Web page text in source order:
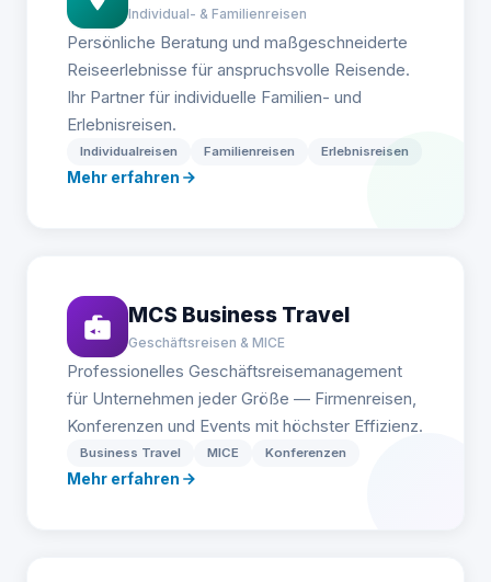
Individual- & Familienreisen
Persönliche Beratung und maßgeschneiderte
Reiseerlebnisse für anspruchsvolle Reisende.
Ihr Partner für individuelle Familien- und
Erlebnisreisen.
Individualreisen Familienreisen Erlebnisreisen
Mehr erfahren
MCS Business Travel
Geschäftsreisen & MICE
Professionelles Geschäftsreisemanagement
für Unternehmen jeder Größe — Firmenreisen,
Konferenzen und Events mit höchster Effizienz.
Business Travel MICE Konferenzen
Mehr erfahren